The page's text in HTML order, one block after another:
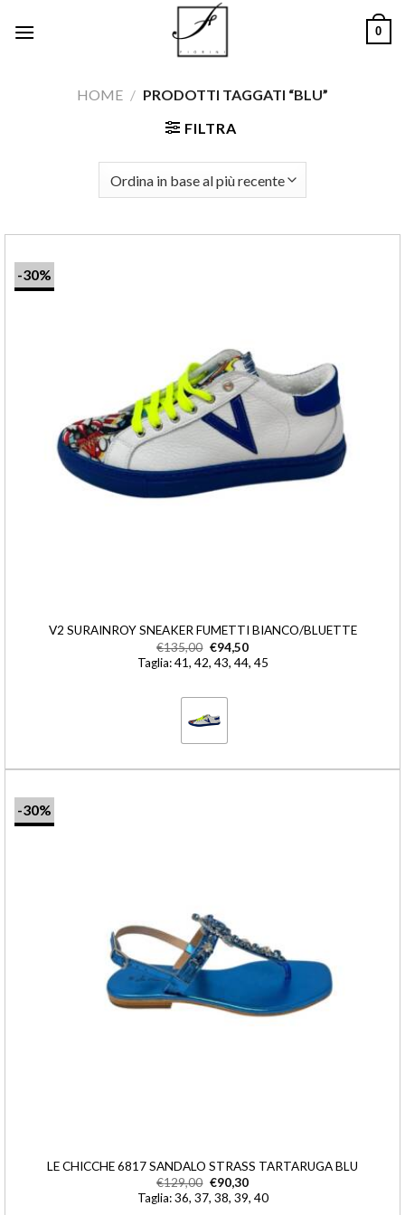
0
HOME / PRODOTTI TAGGATI “BLU”
FILTRA
-30%
V2 SURAINROY SNEAKER FUMETTI BIANCO/BLUETTE
€135,00 €94,50
Taglia: 41, 42, 43, 44, 45
-30%
LE CHICCHE 6817 SANDALO STRASS TARTARUGA BLU
€129,00 €90,30
Taglia: 36, 37, 38, 39, 40